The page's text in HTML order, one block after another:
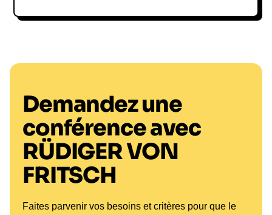
Demandez une
conférence avec
RÜDIGER VON
FRITSCH
Faites parvenir vos besoins et critères pour que le